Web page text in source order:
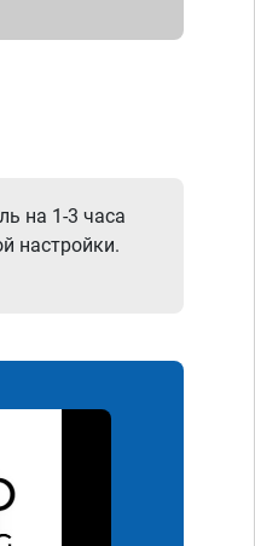
на 1-3 часа
настройки.